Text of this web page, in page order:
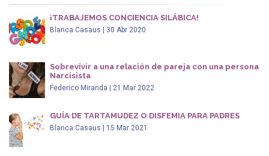
¡TRABAJEMOS CONCIENCIA SILÁBICA!
Blanca Casaus | 30 Abr 2020
Sobrevivir a una relación de pareja con una persona
Narcisista
Federico Miranda | 21 Mar 2022
GUÍA DE TARTAMUDEZ O DISFEMIA PARA PADRES
Blanca Casaus | 15 Mar 2021